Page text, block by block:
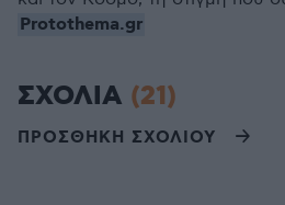
Protothema.gr
ΣΧΟΛΙΑ (21)
ΠΡΟΣΘΗΚΗ ΣΧΟΛΙΟΥ